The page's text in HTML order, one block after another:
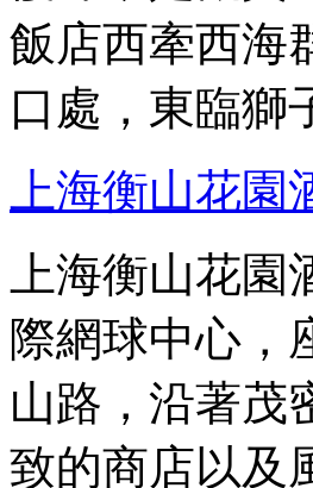
飯店西牽西海
口處，東臨獅
上海衡山花園
上海衡山花
際網球中心，
山路，沿著茂
致的商店以及